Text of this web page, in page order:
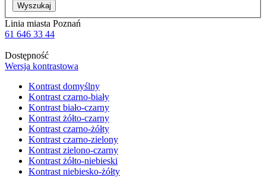
Wyszukaj
Linia miasta Poznań
61 646 33 44
Dostępność
Wersja kontrastowa
Kontrast domyślny
Kontrast czarno-biały
Kontrast biało-czarny
Kontrast żółto-czarny
Kontrast czarno-żółty
Kontrast czarno-zielony
Kontrast zielono-czarny
Kontrast żółto-niebieski
Kontrast niebiesko-żółty